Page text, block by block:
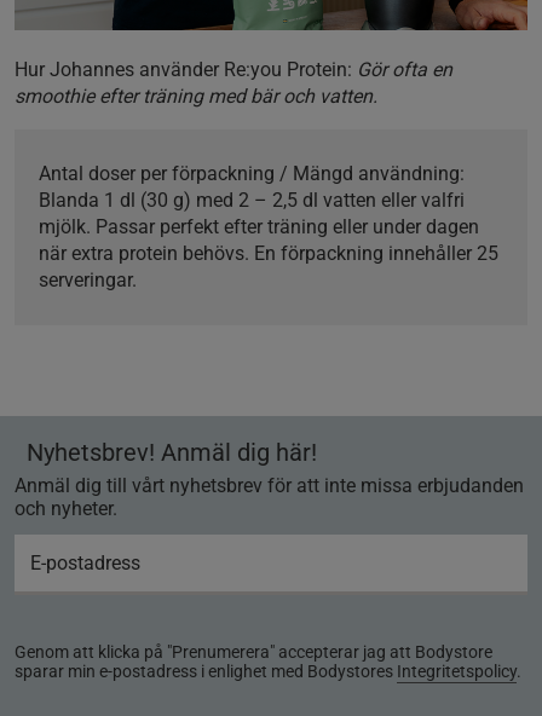
Hur Johannes använder Re:you Protein: Gör ofta en
smoothie efter träning med bär och vatten.
Antal doser per förpackning / Mängd användning:
Blanda 1 dl (30 g) med 2 – 2,5 dl vatten eller valfri
mjölk. Passar perfekt efter träning eller under dagen
när extra protein behövs. En förpackning innehåller 25
serveringar.
Nyhetsbrev! Anmäl dig här!
Anmäl dig till vårt nyhetsbrev för att inte missa erbjudanden
och nyheter.
Genom att klicka på "Prenumerera" accepterar jag att Bodystore
sparar min e-postadress i enlighet med Bodystores Integritetspolicy.